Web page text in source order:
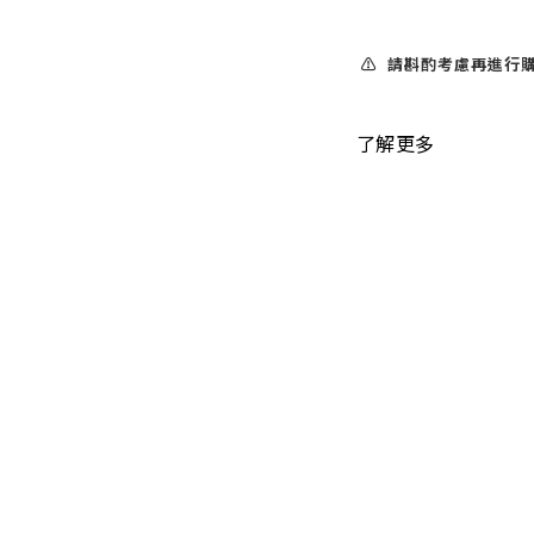
⚠️ 請斟酌考慮再進行
了解更多